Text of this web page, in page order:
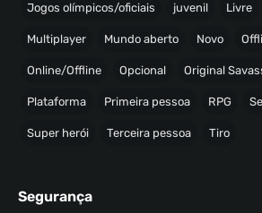
Jogos olímpicos/oficiais juvenil Livre
Multiplayer Mundo aberto Novo
Online/Offline Opcional Original
Plataforma Primeira pessoa RPG
Super herói Terceira pessoa Tiro
Segurança